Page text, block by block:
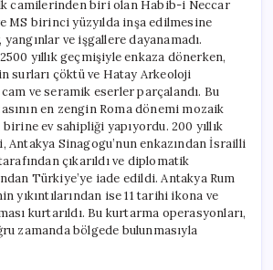
camilerinden biri olan Habib-i Neccar
MS birinci yüzyılda inşa edilmesine
ve işgallere dayanamadı.
yıllık geçmişiyle enkaza dönerken,
surları çöktü ve Hatay Arkeoloji
ve seramik eserler parçalandı. Bu
en zengin Roma dönemi mozaik
ev sahipliği yapıyordu. 200 yıllık
Antakya Sinagogu’nun enkazından İsrailli
çıkarıldı ve diplomatik
Türkiye’ye iade edildi. Antakya Rum
yıkıntılarından ise 11 tarihi ikona ve
kurtarıldı. Bu kurtarma operasyonları,
zamanda bölgede bulunmasıyla